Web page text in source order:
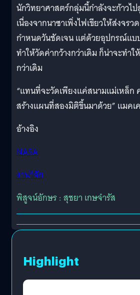
นักวิทยาศาสตร์กลุ่มนี้กำลังจะก้าวไ
เนื่องจากนาซาเพิ่งไฟเขียวให้ส่งจร
กำหนดวันชัดเจน แต่ด้วยอุปกรณ์แบ
ทำให้วัดค่ากว้างกว่าเดิม ก็น่าจะทำ
กว่าเดิม
“แทนที่จะวัดเพียงแค่สนามแม่เหล็ก
สร้างแผนที่สองมิติขึ้นมาด้วย” แมคเ
อ้างอิง
NASA
งานวิจัย
พิสูจน์อักษร : สุชยา เกษจำรัส
Highlight